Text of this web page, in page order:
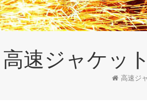
高速ジャケッ
高速ジ